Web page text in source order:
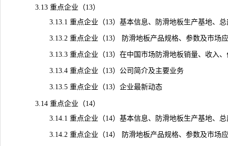
3.13 重点企业（13）
3.13.1 重点企业（13）基本信息、防滑地板生产基地、总
3.13.2 重点企业（13） 防滑地板产品规格、参数及市场
3.13.3 重点企业（13）在中国市场防滑地板销量、收入、价
3.13.4 重点企业（13）公司简介及主要业务
3.13.5 重点企业（13）企业最新动态
3.14 重点企业（14）
3.14.1 重点企业（14）基本信息、防滑地板生产基地、总
3.14.2 重点企业（14） 防滑地板产品规格、参数及市场